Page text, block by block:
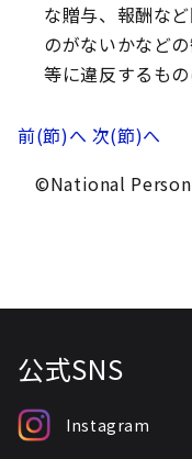
な贈与、報酬な
のがないかなど
等に違反するもの
前(節)へ 次(節)へ
©National
公式SNS
Instagram